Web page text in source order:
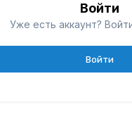
Войти
Уже есть аккаунт?
Войти